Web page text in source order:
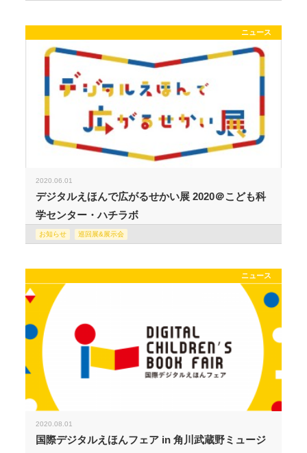
ニュース
2020.06.01
デジタルえほんで広がるせかい展 2020＠こども科
学センター・ハチラボ
お知らせ 巡回展&展示会
ニュース
2020.08.01
国際デジタルえほんフェア in 角川武蔵野ミュージ